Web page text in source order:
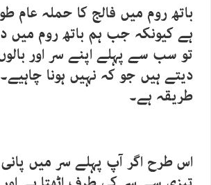
باتھ روم میں فالج کا حملہ عام
ہے کیونکہ جب ہم باتھ روم میں
تو سب سے پہلے اپنے سر اور
دیتے ہیں جو کہ نہیں ہونا
طریقہ ہے۔
اس طرح اگر آپ پہلے سر میں پانی